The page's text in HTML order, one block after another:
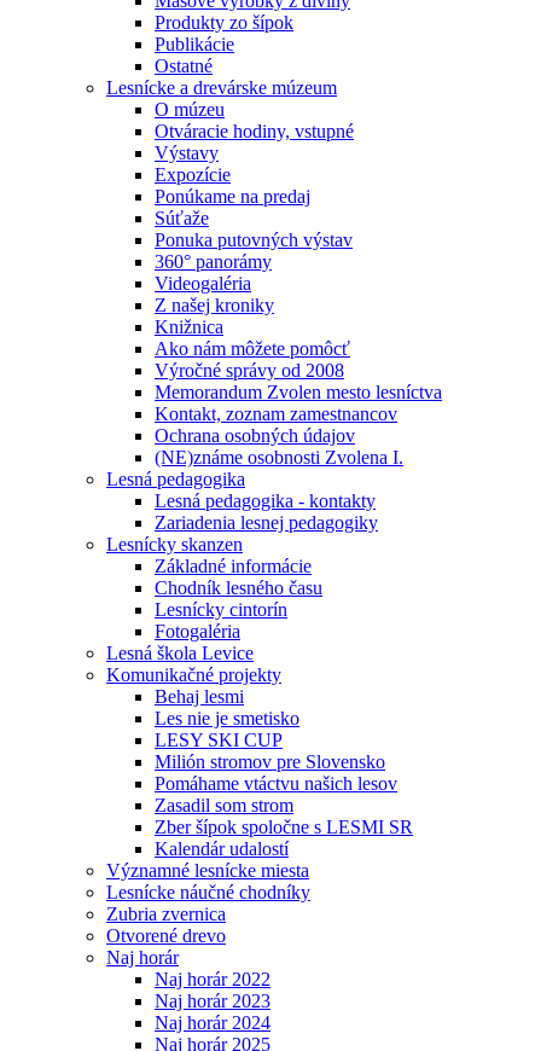
Produkty zo šípok
Publikácie
Ostatné
Lesnícke a drevárske múzeum
O múzeu
Otváracie hodiny, vstupné
Výstavy
Expozície
Ponúkame na predaj
Súťaže
Ponuka putovných výstav
360° panorámy
Videogaléria
Z našej kroniky
Knižnica
Ako nám môžete pomôcť
Výročné správy od 2008
Memorandum Zvolen mesto lesníctva
Kontakt, zoznam zamestnancov
Ochrana osobných údajov
(NE)známe osobnosti Zvolena I.
Lesná pedagogika
Lesná pedagogika - kontakty
Zariadenia lesnej pedagogiky
Lesnícky skanzen
Základné informácie
Chodník lesného času
Lesnícky cintorín
Fotogaléria
Lesná škola Levice
Komunikačné projekty
Behaj lesmi
Les nie je smetisko
LESY SKI CUP
Milión stromov pre Slovensko
Pomáhame vtáctvu našich lesov
Zasadil som strom
Zber šípok spoločne s LESMI SR
Kalendár udalostí
Významné lesnícke miesta
Lesnícke náučné chodníky
Zubria zvernica
Otvorené drevo
Naj horár
Naj horár 2022
Naj horár 2023
Naj horár 2024
Naj horár 2025